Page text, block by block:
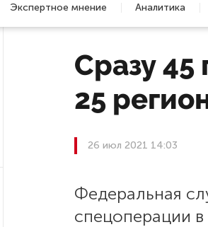
Экспертное мнение Аналитика
Сразу
25
26 июл 2021 14:03
Федеральная
спецоперации